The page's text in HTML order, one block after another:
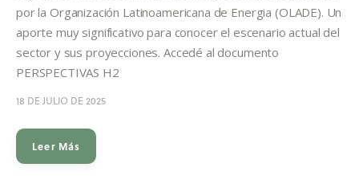
por la Organización Latinoamericana de Energia (OLADE). Un
aporte muy significativo para conocer el escenario actual del
sector y sus proyecciones. Accedé al documento
PERSPECTIVAS H2
18 DE JULIO DE 2025
Leer Más